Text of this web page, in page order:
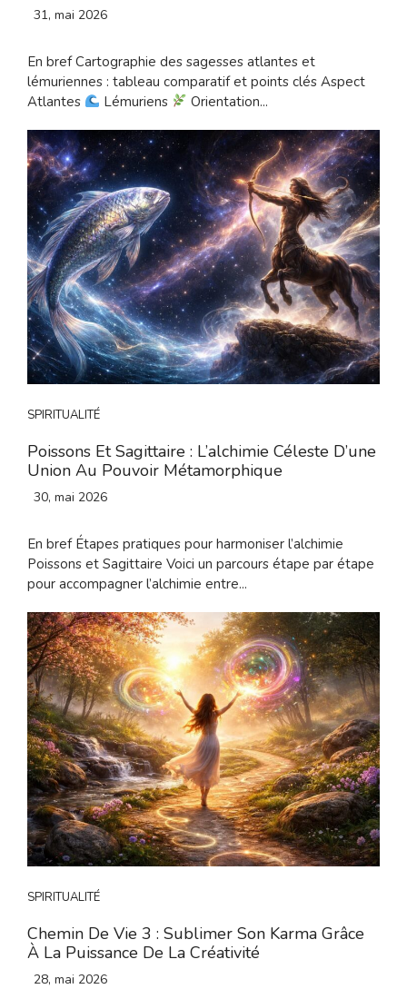
31, mai 2026
En bref Cartographie des sagesses atlantes et
lémuriennes : tableau comparatif et points clés Aspect
Atlantes
Lémuriens Orientation...
SPIRITUALITÉ
Poissons Et Sagittaire : L’alchimie Céleste D’une
Union Au Pouvoir Métamorphique
30, mai 2026
En bref Étapes pratiques pour harmoniser l’alchimie
Poissons et Sagittaire Voici un parcours étape par étape
pour accompagner l’alchimie entre...
SPIRITUALITÉ
Chemin De Vie 3 : Sublimer Son Karma Grâce
À La Puissance De La Créativité
28, mai 2026